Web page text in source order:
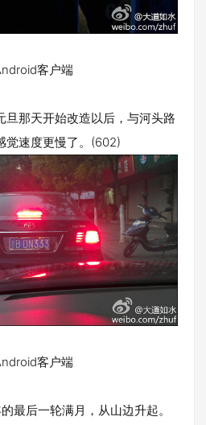
客户端
那天开始改造以后，与河头路
觉速度更慢了。(602)
客户端
后一轮满月，从山边升起。